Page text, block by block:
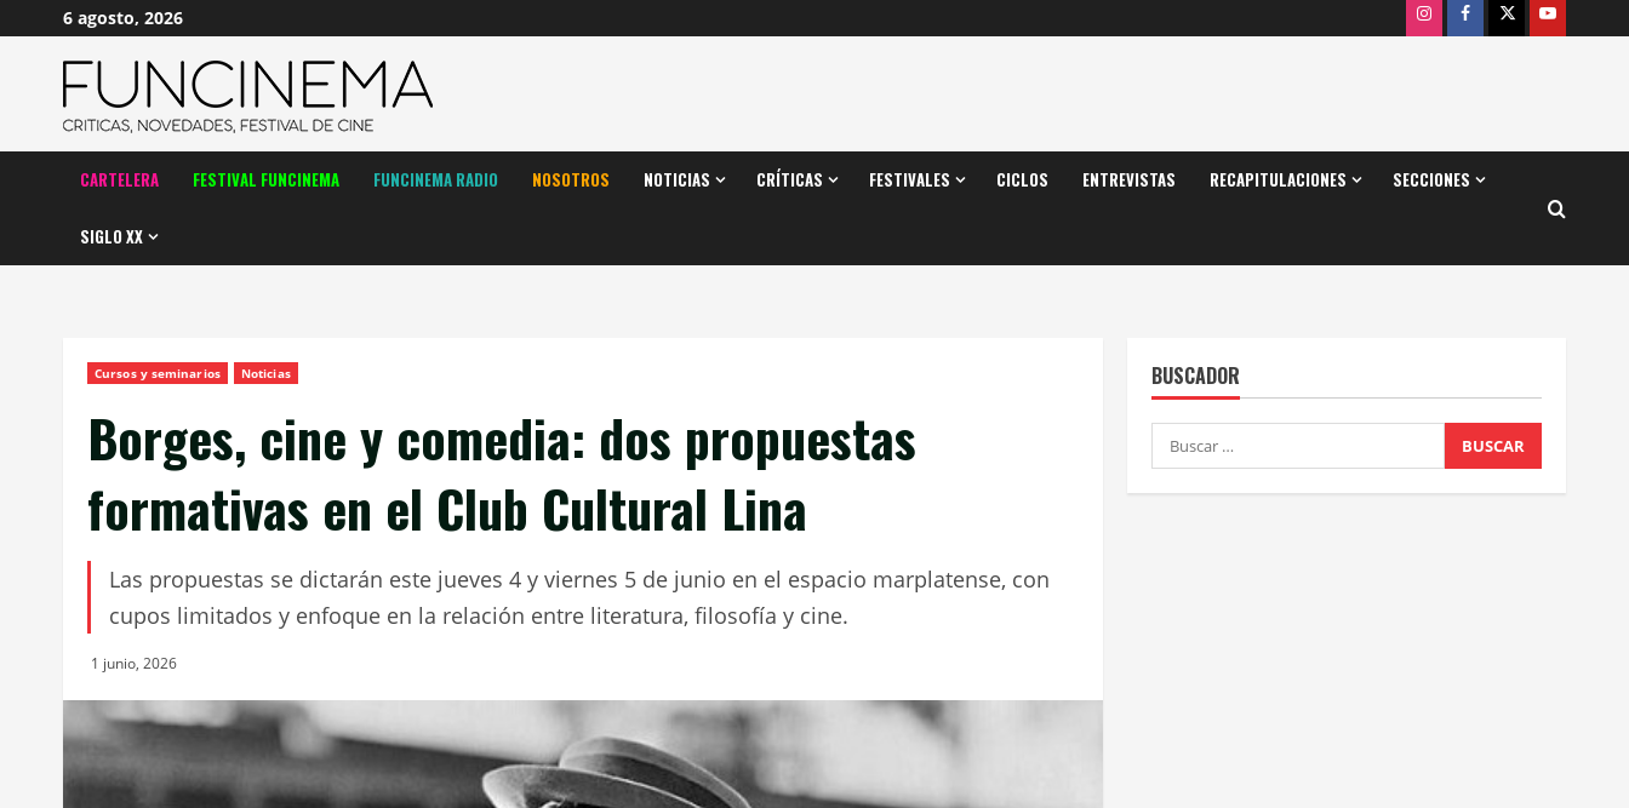
contenido
6 agosto, 2026 InstagramFacebook
X Youtube
CARTELERA FESTIVAL FUNCINEMA FUNCINEMA RADIO NOSOTROS NOTICIAS CRÍTICAS FESTIVALES CICLOS ENTREVISTAS RECAPITULACIONES SECCIONES
SIGLO XX
Cursos y seminarios Noticias
Borges, cine y comedia: dos propuestas
formativas en el Club Cultural Lina
Las propuestas se dictarán este jueves 4 y viernes 5 de junio en el espacio marplatense, con
cupos limitados y enfoque en la relación entre literatura, filosofía y cine.
1 junio, 2026
BUSCADOR
Buscar: